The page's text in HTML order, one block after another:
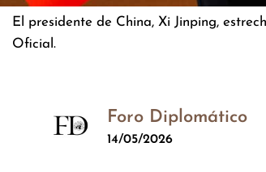
El presidente de China, Xi Jinping,
Oficial.
Foro Diplomático
14/05/2026